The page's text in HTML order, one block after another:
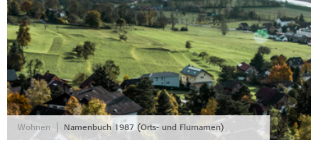
Wohnen Namenbuch 1987 (Orts- und Flurnamen)